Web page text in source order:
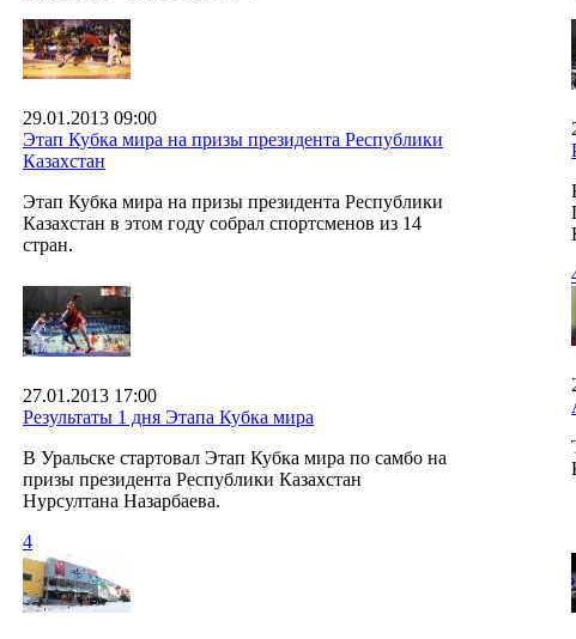
29.01.2013 09:00
Этап Кубка мира на призы президента Республики
Казахстан
Этап Кубка мира на призы президента Республики
Казахстан в этом году собрал спортсменов из 14
стран.
27.01.2013 17:00
Результаты 1 дня Этапа Кубка мира
В Уральске стартовал Этап Кубка мира по самбо на
призы президента Республики Казахстан
Нурсултана Назарбаева.
4